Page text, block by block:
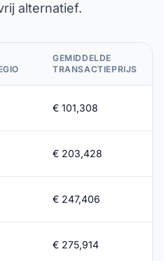
alternatief.
GEMIDDELDE
TRANSACTIEPRIJS
€ 101,308
€ 203,428
€ 247,406
€ 275,914